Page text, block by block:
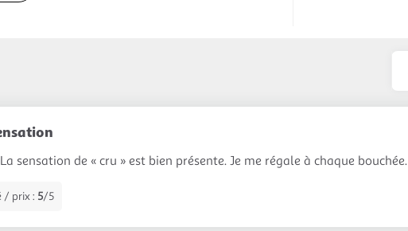
sensation de « cru » est bien présente. Je me régale à chaque bouchée.
/ prix : 5/5